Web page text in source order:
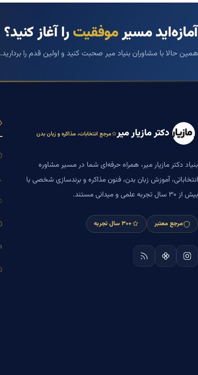
آمازه‌اید مسیرموفقیترا آغاز کنید؟
همین حالا با مشاوران بنیاد میر صحبت کنید و اولین قدم را بردارید.
دکتر مازیار میر مرجع انتخابات، مذاکره و زبان بدن
بنیاد دکتر مازیار میر، همراه حرفه‌ای شما در مسیر مشاوره
انتخاباتی، آموزش زبان بدن، فنون مذاکره و برندسازی شخصی با
بیش از ۳۰ سال تجربه علمی و میدانی مستند.
مرجع معتبر +۳۰ سال تجربه